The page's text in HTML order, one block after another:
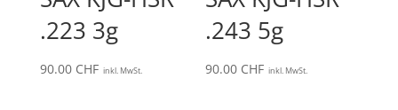
.223 3g
90.00 CHF inkl. MwSt.
.243 5g
90.00 CHF inkl. MwSt.